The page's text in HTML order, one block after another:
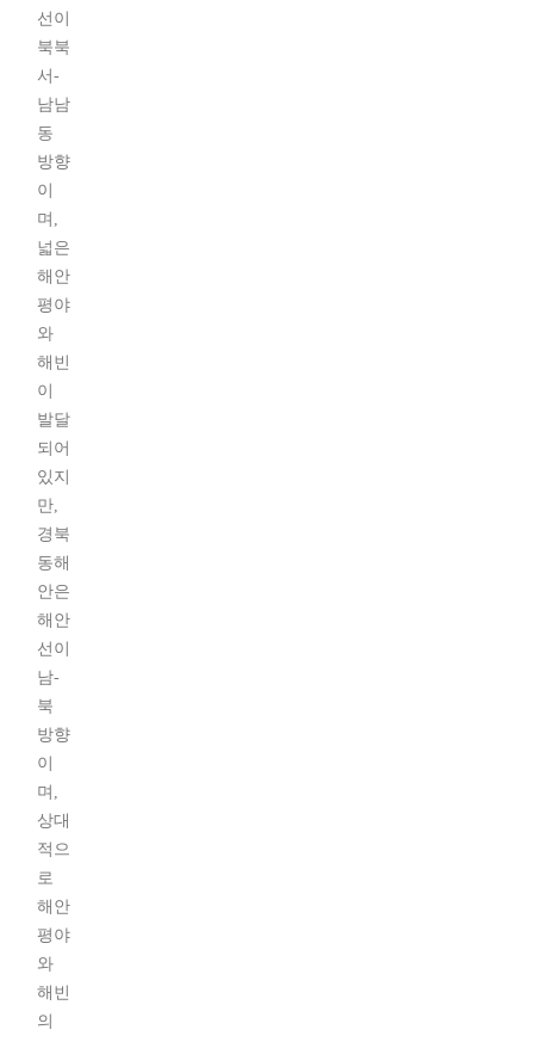
선이
북북
서-
남남
동
방향
이
며,
넓은
해안
평야
와
해빈
이
발달
되어
있지
만,
경북
동해
안은
해안
선이
남-
북
방향
이
며,
상대
적으
로
해안
평야
와
해빈
의